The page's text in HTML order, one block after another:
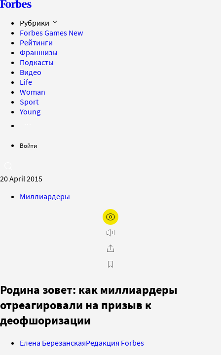
Рубрики
Forbes Games New
Рейтинги
Франшизы
Подкасты
Видео
Life
Woman
Sport
Young
Войти
20 April 2015
Миллиардеры
Родина зовет: как миллиардеры
отреагировали на призыв к
деофшоризации
Елена БерезанскаяРедакция Forbes